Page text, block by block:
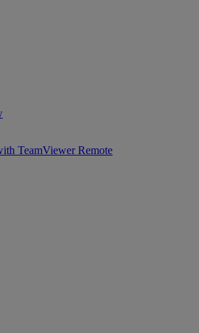
TeamViewer Remote